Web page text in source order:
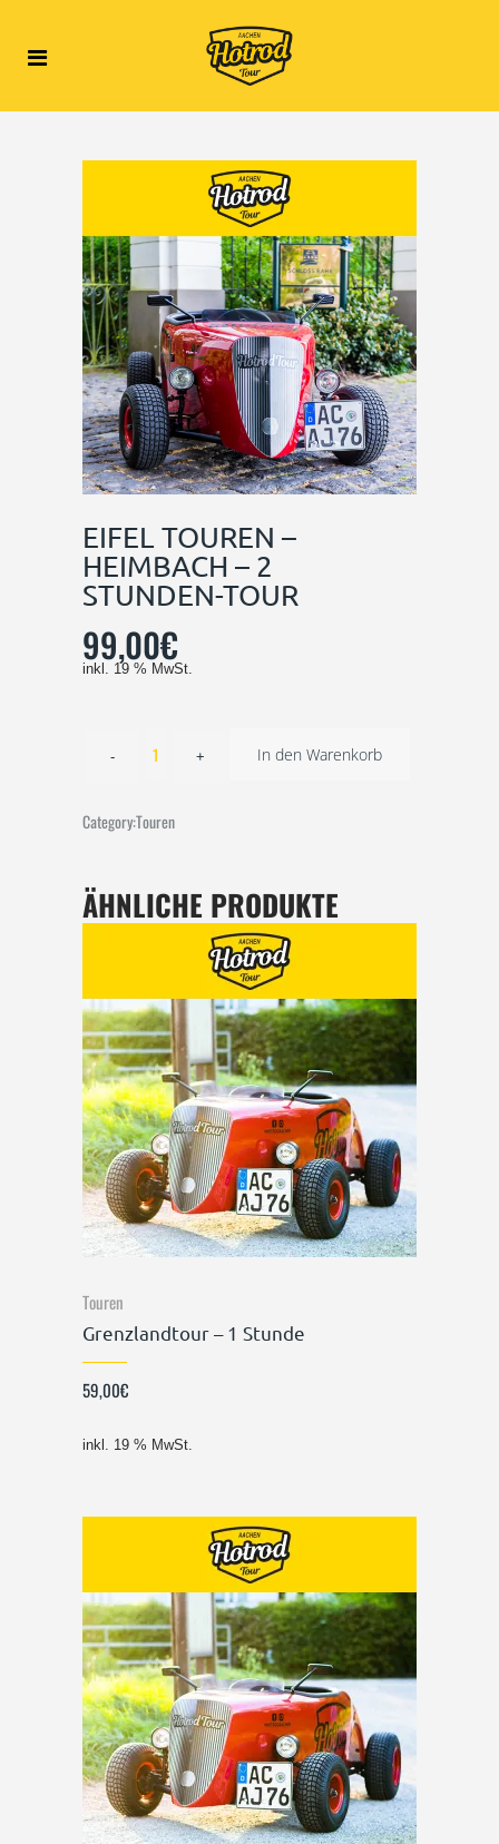
EIFEL TOUREN –
HEIMBACH – 2
STUNDEN-TOUR
99,00€
inkl. 19 % MwSt.
In den Warenkorb
Category:Touren
ÄHNLICHE PRODUKTE
Touren
Grenzlandtour – 1 Stunde
59,00€
inkl. 19 % MwSt.